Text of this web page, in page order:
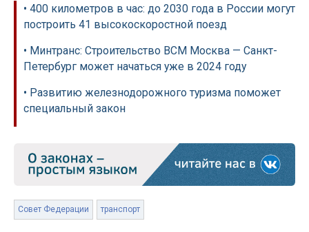
• 400 километров в час: до 2030 года в России могут
построить 41 высокоскоростной поезд
• Минтранс: Строительство ВСМ Москва — Санкт-
Петербург может начаться уже в 2024 году
• Развитию железнодорожного туризма поможет
специальный закон
Совет Федерации транспорт